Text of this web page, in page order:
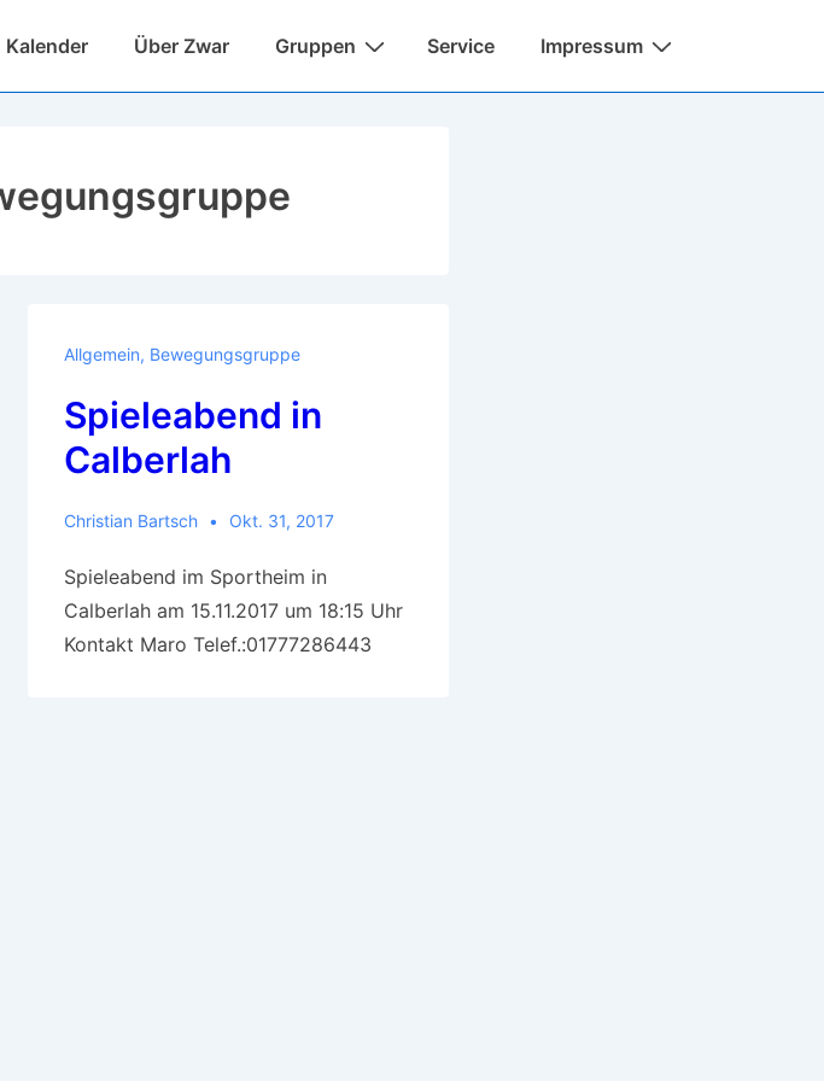
Kalender Über Zwar Gruppen Service Impressum
Allgemein, Bewegungsgruppe
Spieleabend in
Calberlah
Christian Bartsch Okt. 31, 2017
Spieleabend im Sportheim in
Calberlah am 15.11.2017 um 18:15 Uhr
Kontakt Maro Telef.:01777286443